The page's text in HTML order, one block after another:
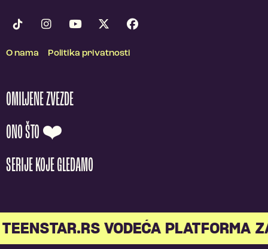
O nama Politika privatnosti
OMILJENE ZVEZDE
ONO ŠTO ❤️
SERIJE KOJE GLEDAMO
TEENSTAR.RS VODEĆA PLATFORMA